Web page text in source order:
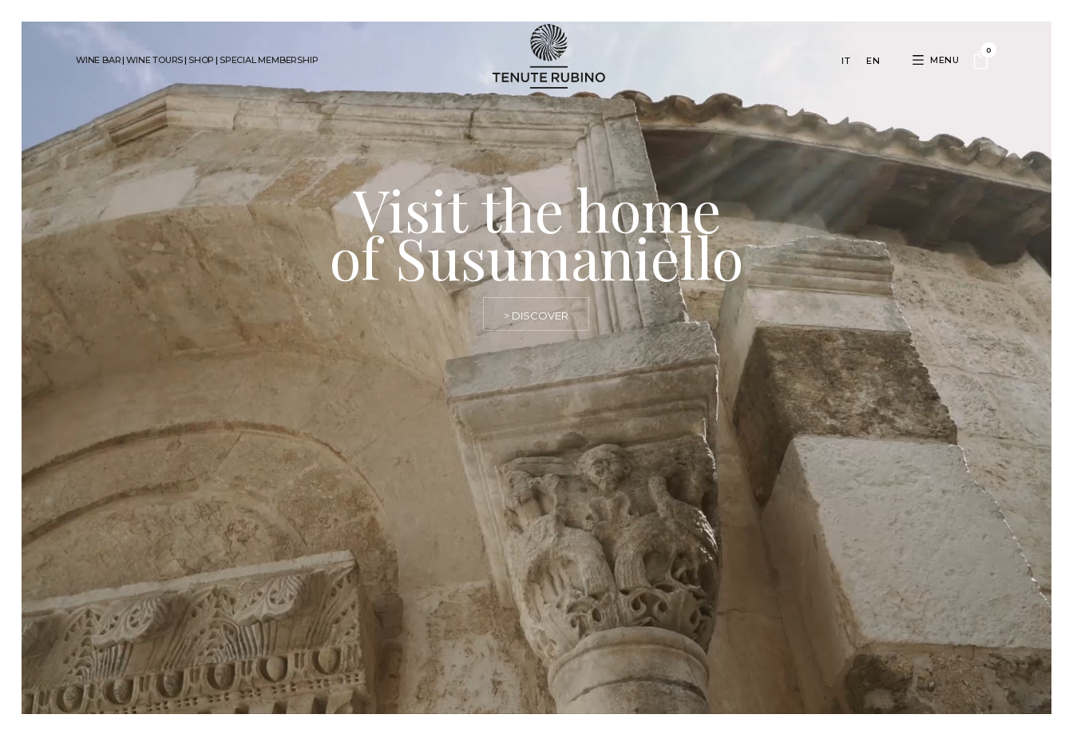
WINE BAR| WINE TOURS| SHOP | SPECIAL MEMBERSHIP IT EN MENU
0
> DISCOVER
Visit the home
of Susumaniello